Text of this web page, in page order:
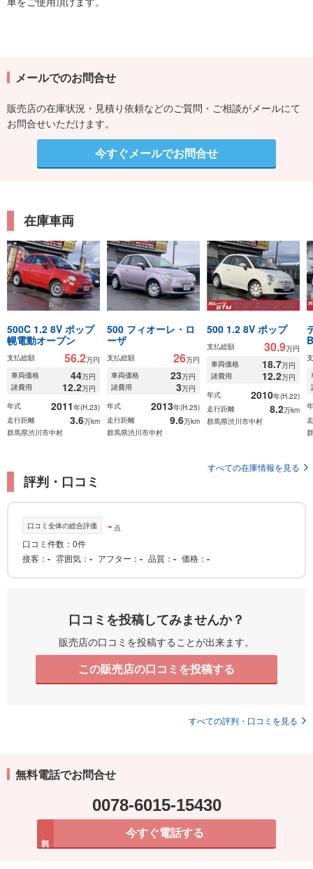
メールでのお問合せ
販売店の在庫状況・見積り依頼などのご質問・ご相談がメールにて
お問合せいただけます。
今すぐメールでお問合せ
在庫車両
500C 1.2 8V ポップ
幌電動オープン
支払総額 56.2万円
車両価格
44万円
諸費用
12.2万円
年式
2011年(H.23)
走行距離
3.6万km
群馬県渋川市中村
500 フィオーレ・ロ
ーザ
支払総額 26万円
車両価格
23万円
諸費用
3万円
年式
2013年(H.25)
走行距離
9.6万km
群馬県渋川市中村
500 1.2 8V ポップ
支払総額 30.9万円
車両価格
18.7万円
諸費用
12.2万円
年式
2010年(H.22)
走行距離
8.2万km
群馬県渋川市中村
すべての在庫情報を見る
評判・口コミ
口コミ全体の総合評価 - 点
口コミ件数：0件
接客
- 雰囲気 - アフター - 品質 - 価格 -
口コミを投稿してみませんか？
販売店の口コミを投稿することが出来ます。
この販売店の口コミを投稿する
すべての評判・口コミを見る
無料電話でお問合せ
0078-6015-15430
今すぐ電話する